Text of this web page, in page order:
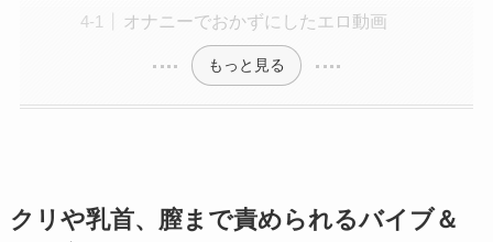
オナニーでおかずにしたエロ動画
もっと見る
クリや乳首、膣まで責められるバイブ＆